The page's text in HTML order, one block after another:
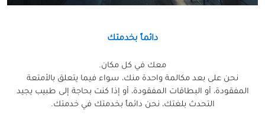
دائماً بخدمتك
معك في كل مكان.
نحن على بعد مكالمة واحدة منك، سواء فيما يتعلق بالأمتعة
المفقودة، أو البطاقات المفقودة، أو إذا كنت بحاجة إلى طبيب يجيد
التحدث بلغتك، نحن دائماً بخدمتك في خدمتك.